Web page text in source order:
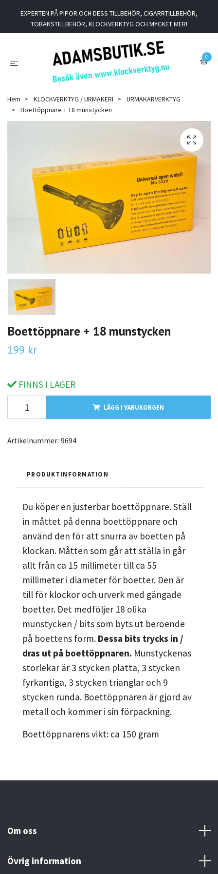
EXPERTEN PÅ PIPOR OCH DESS TILLBEHÖR, CIGARRTILLBEHÖR,
TOBAKSTILLBEHÖR, KLOCKVERKTYG OCH MYCKET MER!
0
Hem KLOCKVERKTYG / URMAKERI
URMAKARVERKTYG
Boettöppnare + 18 munstycken
Boettöppnare + 18 munstycken
199 kr
FINNS I LAGER
LÄGG I VARUKORGEN
Artikelnummer: 9694
PRODUKTINFORMATION
Du köper en justerbar boettöppnare. Ställ
in måttet på denna boettöppnare och
använd den för att snurra av boetten på
klockan. Måtten som går att ställa in går
allt från ca 15 millimeter till ca 55
millimeter i diameter för boetter. Den är
till för klockor och urverk med gängade
boetter. Det medföljer 18 olika
munstycken / bits som byts ut beroende
på boettens form. Dessa bits trycks in /
dras ut på boettöppnaren. Munstyckenas
storlekar är 3 stycken platta, 3 stycken
fyrkantiga, 3 stycken trianglar och 9
stycken runda. Boettöppnaren är gjord av
metall och kommer i sin förpackning.
Boettöppnarens vikt: ca 150 gram
Om oss
Övrig information